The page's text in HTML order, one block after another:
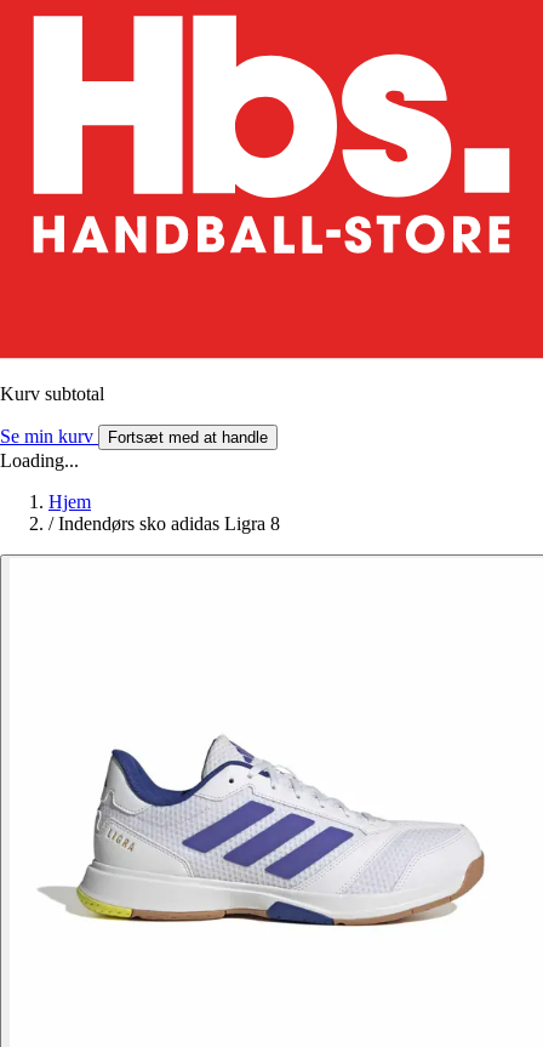
Kurv subtotal
Se min kurv Fortsæt med at handle
Loading...
Hjem
/ Indendørs sko adidas Ligra 8